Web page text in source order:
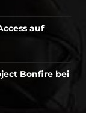
auf
Bonfire bei